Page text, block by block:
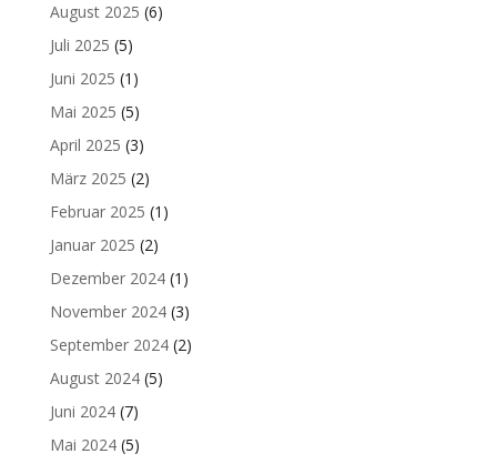
August 2025 (6)
Juli 2025 (5)
Juni 2025 (1)
Mai 2025 (5)
April 2025 (3)
März 2025 (2)
Februar 2025 (1)
Januar 2025 (2)
Dezember 2024(1)
November 2024(3)
September 2024(2)
August 2024(5)
Juni 2024(7)
Mai 2024(5)